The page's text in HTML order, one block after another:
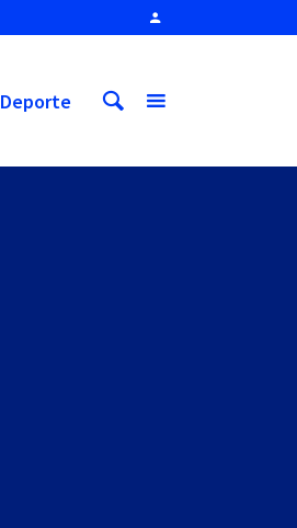
Deporte